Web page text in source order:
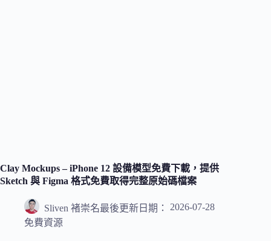
Clay Mockups – iPhone 12 設備模型免費下載，提供
Sketch 與 Figma 格式免費取得完整原始碼檔案
Sliven 褚崇名最後更新日期：
2026-07-28
免費資源